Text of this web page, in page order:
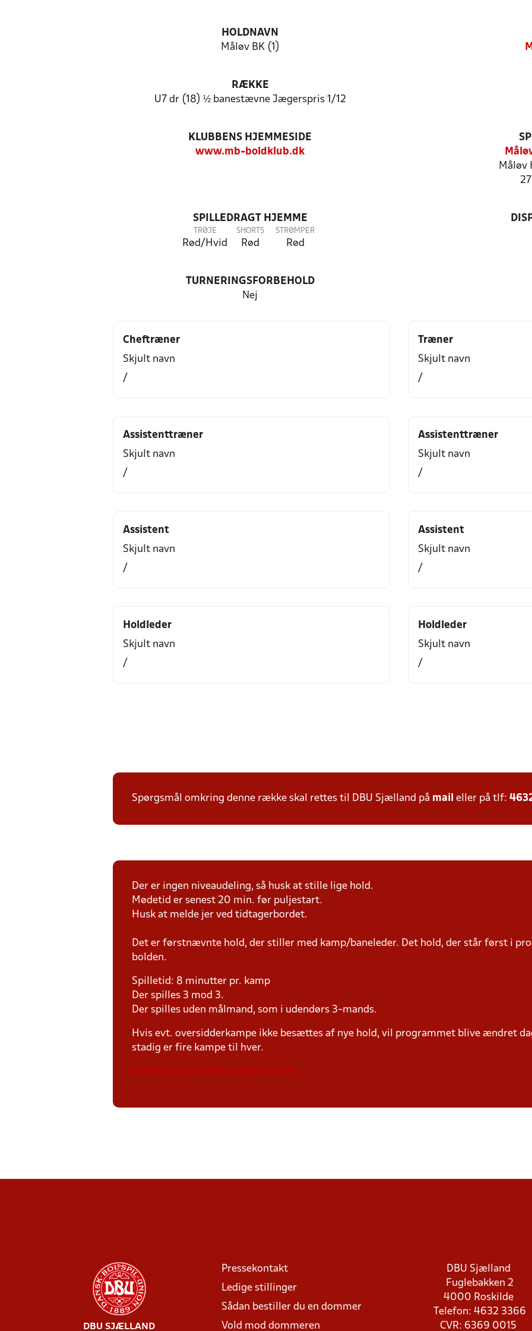
HOLDNAVN
Måløv BK (1)
RÆKKE
U7 dr (18) ½ banestævne Jægerspris 1/12
KLUBBENS HJEMMESIDE
www.mb-boldklub.dk
Måløv
SPILLEDRAGT HJEMME
TRØJE
Rød/Hvid
SHORTS
Rød
STRØMPER
Rød
TURNERINGSFORBEHOLD
Nej
Cheftræner
Skjult navn
/
Træner
Skjult navn
/
Assistenttræner
Skjult navn
/
Assistenttræner
Skjult navn
/
Assistent
Skjult navn
/
Assistent
Skjult navn
/
Holdleder
Skjult navn
/
Holdleder
Skjult navn
/
Spørgsmål omkring denne række skal rettes til DBU Sjælland på mail eller på tlf:
Der er ingen niveaudeling, så husk at stille lige hold.
Mødetid er senest 20 min. før puljestart.
Husk at melde jer ved tidtagerbordet.
Det er førstnævnte hold, der stiller med kamp/baneleder. Det hold, der står først i
bolden.
Spilletid: 8 minutter pr. kamp
Der spilles 3 mod 3.
Der spilles uden målmand, som i udendørs 3-mands.
Hvis evt. oversidderkampe ikke besættes af nye hold, vil programmet blive ændret
stadig er fire kampe til hver.
Oversigt over alle ½ banestævner.
DBU SJÆLLAND
Pressekontakt
Ledige stillinger
Sådan bestiller du en dommer
Vold mod dommeren
DBU Sjælland
Fuglebakken 2
4000 Roskilde
Telefon: 4632 3366
CVR: 6369 0015